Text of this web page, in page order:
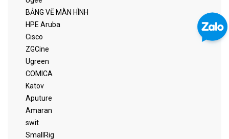
BẢNG VẼ MÀN HÌNH
HPE Aruba
Cisco
ZGCine
Ugreen
COMICA
Katov
Aputure
Amaran
swit
SmallRig